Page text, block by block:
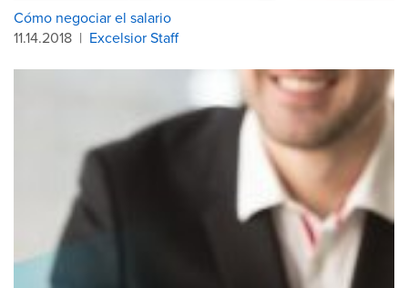
Cómo negociar el salario
11.14.2018 | Excelsior Staff